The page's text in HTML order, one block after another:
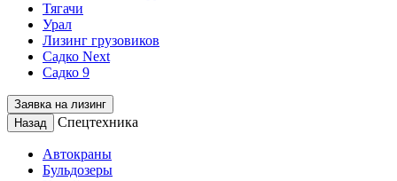
Тягачи
Урал
Лизинг грузовиков
Садко Next
Садко 9
Заявка на лизинг
Назад
Спецтехника
Автокраны
Бульдозеры